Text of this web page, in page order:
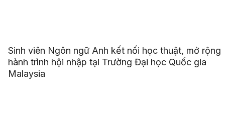
Sinh viên Ngôn ngữ Anh kết nối học thuật, mở rộng
hành trình hội nhập tại Trường Đại học Quốc gia
Malaysia